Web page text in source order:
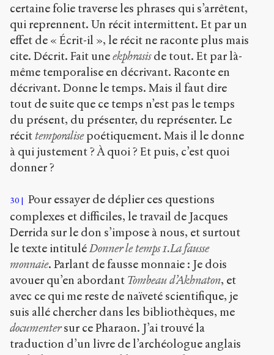
certaine folie traverse les phrases qui s’arrêtent,
qui reprennent. Un récit intermittent. Et par un
effet de « Écrit-il », le récit ne raconte plus mais
cite. Décrit. Fait uneekphrasisde tout. Et par là-
même temporalise en décrivant. Raconte en
décrivant. Donne le temps. Mais il faut dire
tout de suite que ce temps n’est pas le temps
du présent, du présenter, du représenter. Le
récittemporalisepoétiquement. Mais il le donne
à qui justement ? À quoi ? Et puis, c’est quoi
donner ?
30
Pour essayer de déplier ces questions
complexes et difficiles, le travail de Jacques
Derrida sur le don s’impose à nous, et surtout
le texte intituléDonner le temps 1.La fausse
monnaie. Parlant de fausse monnaie : Je dois
avouer qu’en abordant Tombeau d’Akhnaton, et
avec ce qui me reste de naïveté scientifique, je
suis allé chercher dans les bibliothèques, me
documentersur ce Pharaon. J’ai trouvé la
traduction d’un livre de l’archéologue anglais